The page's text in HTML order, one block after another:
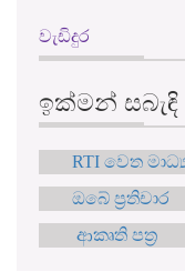
ඉක්මන් සබැඳි
RTI වෙත
ඔබේ ප්‍රතිචාර
ආකෘති පත්‍ර